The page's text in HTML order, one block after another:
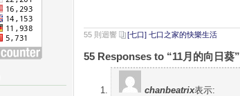
55 則迴響 [七口] 七口之家的快樂生活
55 Responses to “11月的向日葵”
chanbeatrix表示: